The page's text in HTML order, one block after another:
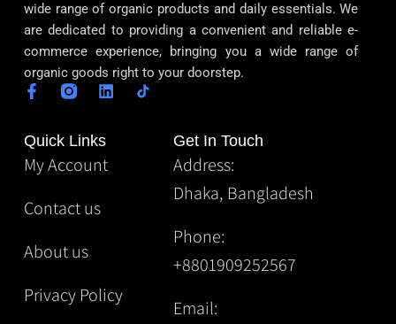
wide range of organic products and daily essentials. We
are dedicated to providing a convenient and reliable e-
commerce experience, bringing you a wide range of
organic goods right to your doorstep.
Quick Links
My Account
Contact us
About us
Privacy Policy
Get In Touch
Address:
Dhaka, Bangladesh
Phone:
+8801909252567
Email: